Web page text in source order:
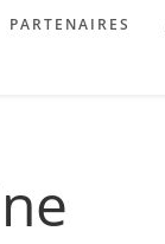
PARTENAIRES